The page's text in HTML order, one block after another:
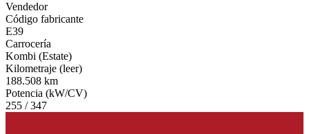
Vendedor
Código fabricante
E39
Carrocería
Kombi (Estate)
Kilometraje (leer)
188.508 km
Potencia (kW/CV)
255 / 347